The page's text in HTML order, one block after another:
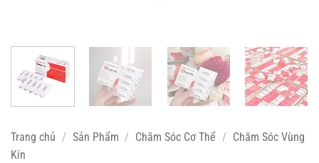
Trang chủ / Sản Phẩm / Chăm Sóc Cơ Thể / Chăm Sóc Vùng
Kín